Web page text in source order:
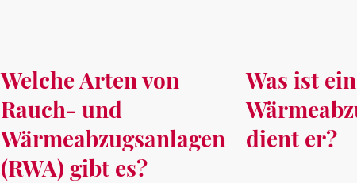
Welche Arten von
Rauch- und
Wärmeabzugsanlagen
(RWA) gibt es?
Was ist ein
dient er?